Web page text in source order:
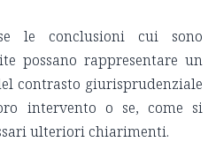
le conclusioni cui sono
possano rappresentare un
contrasto giurisprudenziale
intervento o se, come si
ulteriori chiarimenti.